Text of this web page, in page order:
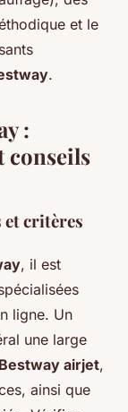
et le
.
:
conseils
et critères
, il est
ligne. Un
une large
airjet,
ainsi que